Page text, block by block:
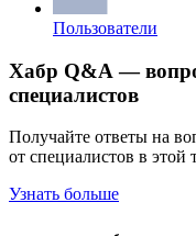
Пользователи
Хабр Q&A —
специалистов
Получайте ответы на
от специалистов в этой
Узнать больше